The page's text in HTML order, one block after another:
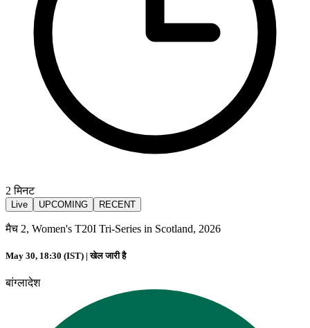
2 मिनट
Live UPCOMING RECENT
मैच 2, Women's T20I Tri-Series in Scotland, 2026
May 30, 18:30 (IST) |खेल जारी है
बांग्लादेश